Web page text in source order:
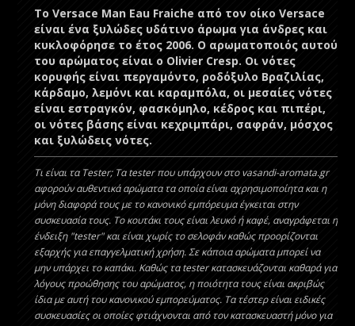
Το Versace Man Eau Fraiche από τον οίκο Versace
είναι ένα ξυλώδες υδάτινο άρωμα για άνδρες και
κυκλοφόρησε το έτος 2006. Ο αρωματοποιός αυτού
του αρώματος είναι ο Olivier Cresp. Οι νότες
κορυφής είναι περγαμόντο, ροδόξυλο Βραζιλίας,
κάρδαμο, λεμόνι και καραμπόλα, οι μεσαίες νότες
είναι εστραγκόν, φασκόμηλο, κέδρος και πιπέρι,
οι νότες βάσης είναι κεχριμπάρι, σαφράν, μόσχος
και ξυλώδεις νότες.
Τι είναι τα Tester; Τα tester που υπάρχουν στο vasandi-aromata.gr
αφορούν αυθεντικά αρώματα τα οποία είναι αχρησιμοποίητα και η
μόνη διαφορά τους με το κανονικό εμπόρευμα έγκειται στην
συσκευασία τους. Το κουτάκι τους είναι λευκό ή καφέ, αναγράφεται η
ένδειξη "tester" και είναι χωρίς το σελοφάν καθώς προορίζονται
εξαρχής για επαγγελματική χρήση. Σε κάποια αρώματα μπορεί να
μην υπάρχει το καπάκι. Kαθώς τα tester κατασκευάζονται καθαρά για
λόγους προώθησης του αρώματος, η ποιότητα τους είναι ακριβώς
ίδια με αυτή του κανονικού εμπορεύματος. Τα τέστερ είναι ειδικές
συσκευασίες οι οποίες φτιάχνονται από τον κατασκευαστή μόνο για